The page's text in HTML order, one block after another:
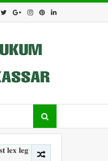
⚖️ Fakultas Syariah dan